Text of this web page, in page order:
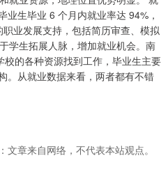
业生毕业 6 个月内就业率达 94%，
业发展支持，包括简历审查、模拟
学生拓展人脉，增加就业机会。南
的各种资源找到工作，毕业生主要
。从就业数据来看，两者都有不错
文章来自网络，不代表本站观点。